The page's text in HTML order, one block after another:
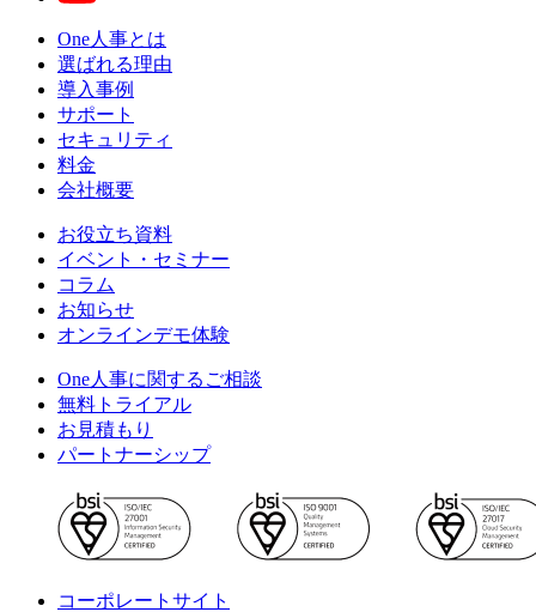
One人事とは
選ばれる理由
導入事例
サポート
セキュリティ
料金
会社概要
お役立ち資料
イベント・セミナー
コラム
お知らせ
オンラインデモ体験
One人事に関するご相談
無料トライアル
お見積もり
パートナーシップ
コーポレートサイト